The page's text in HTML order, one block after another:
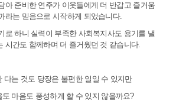
아 준비한 연주가 이웃들에게 더 반갑고 즐거움
라는 믿음으로 시작하게 되었습니다.
로 하니 실력이 부족한 사회복지사도 용기를 낼
시간도 함께하며 더 즐거웠던 것 같습니다.
다는 것도 당장은 불편한 일일 수 있지만
마음도 풍성하게 할 수 있지 않을까요?